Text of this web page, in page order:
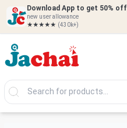
Download App to get 50% off
new user allowance
★★★★★ (430k+)